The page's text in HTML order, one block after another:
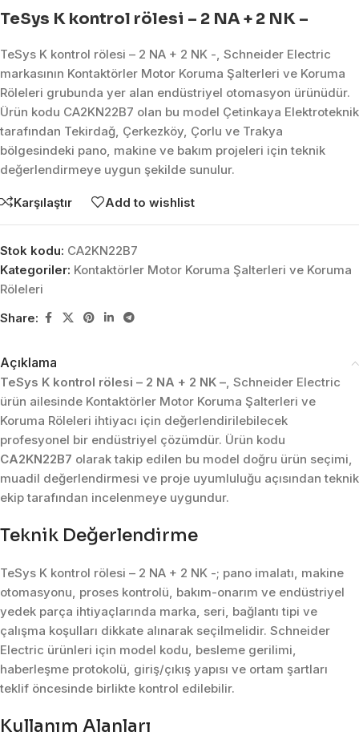
TeSys K kontrol rölesi – 2 NA + 2 NK –
TeSys K kontrol rölesi – 2 NA + 2 NK -, Schneider Electric
markasının Kontaktörler Motor Koruma Şalterleri ve Koruma
Röleleri grubunda yer alan endüstriyel otomasyon ürünüdür.
Ürün kodu CA2KN22B7 olan bu model Çetinkaya Elektroteknik
tarafından Tekirdağ, Çerkezköy, Çorlu ve Trakya
bölgesindeki pano, makine ve bakım projeleri için teknik
değerlendirmeye uygun şekilde sunulur.
Karşılaştır Add to wishlist
Stok kodu: CA2KN22B7
Kategoriler: Kontaktörler Motor Koruma Şalterleri ve Koruma
Röleleri
Share:
Açıklama
TeSys K kontrol rölesi – 2 NA + 2 NK –, Schneider Electric
ürün ailesinde Kontaktörler Motor Koruma Şalterleri ve
Koruma Röleleri ihtiyacı için değerlendirilebilecek
profesyonel bir endüstriyel çözümdür. Ürün kodu
CA2KN22B7 olarak takip edilen bu model doğru ürün seçimi,
muadil değerlendirmesi ve proje uyumluluğu açısından teknik
ekip tarafından incelenmeye uygundur.
Teknik Değerlendirme
TeSys K kontrol rölesi – 2 NA + 2 NK -; pano imalatı, makine
otomasyonu, proses kontrolü, bakım-onarım ve endüstriyel
yedek parça ihtiyaçlarında marka, seri, bağlantı tipi ve
çalışma koşulları dikkate alınarak seçilmelidir. Schneider
Electric ürünleri için model kodu, besleme gerilimi,
haberleşme protokolü, giriş/çıkış yapısı ve ortam şartları
teklif öncesinde birlikte kontrol edilebilir.
Kullanım Alanları